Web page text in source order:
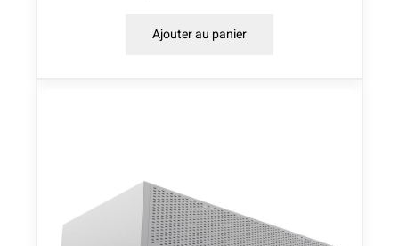
Ajouter au panier